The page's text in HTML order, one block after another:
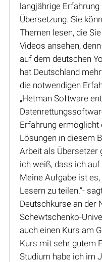
langjährige
Übersetzung. Sie
Themen lesen, die
Videos ansehen,
auf dem deutschen
hat Deutschland
die notwendigen
„Hetman Software
Erfahrung ermöglicht
Lösungen in diesem
Arbeit als Übersetzer
ich weiß, dass ich
Meine Aufgabe ist
Lesern zu teilen.“-
Deutschkurse an der
Schewtschenko-
auch einen Kurs am
Kurs mit sehr gutem
Studium habe ich im